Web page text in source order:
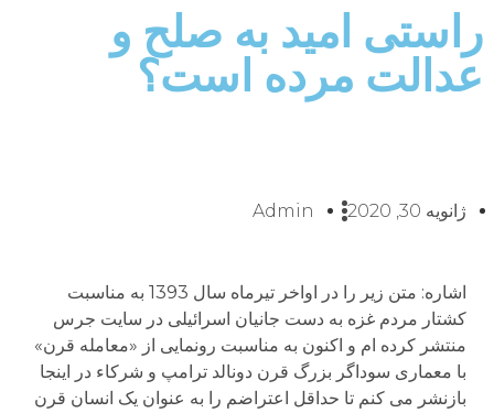
راستی امید به صلح و
عدالت مرده است؟
ژانویه 30, 2020 Admin
اشاره: متن زیر را در اواخر تیرماه سال 1393 به مناسبت
کشتار مردم غزه به دست جانیان اسرائیلی در سایت جرس
منتشر کرده ام و اکنون به مناسبت رونمایی از «معامله قرن»
با معماری سوداگر بزرگ قرن دونالد ترامپ و شرکاء در اینجا
بازنشر می کنم تا حداقل اعتراضم را به عنوان یک انسان قرن